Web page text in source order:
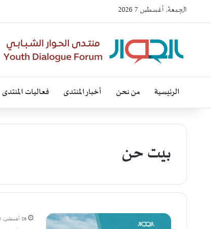
الجمعة, أغسطس 7 2026
الرئيسية من نحن أخبار المنتدى فعاليات المنتدى
بيت حن
26 أغسطس، 2025